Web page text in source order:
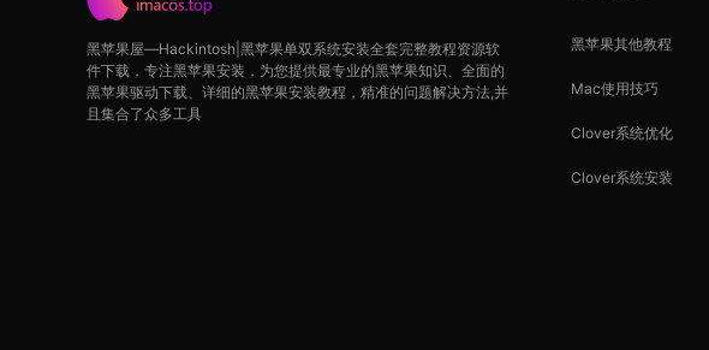
黑苹果屋—Hackintosh|黑苹果单双系统安装全套完整教程资源软
件下载，专注黑苹果安装，为您提供最专业的黑苹果知识、全面的
黑苹果驱动下载、详细的黑苹果安装教程，精准的问题解决方法,并
且集合了众多工具
黑苹果其他教程
Mac使用技巧
Clover系统优化
Clover系统安装